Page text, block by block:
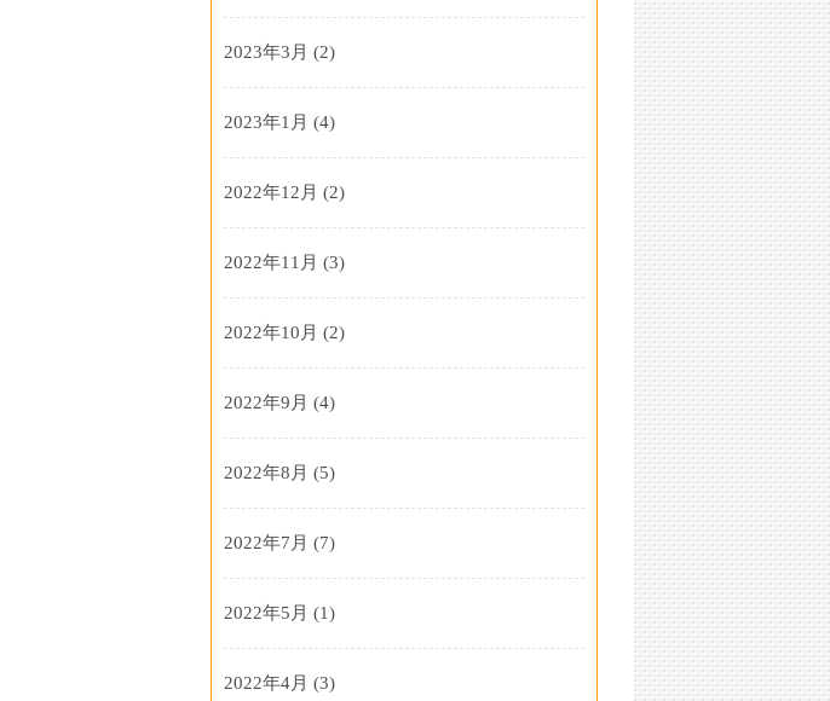
2023年3月 (2)
2023年1月 (4)
2022年12月 (2)
2022年11月 (3)
2022年10月 (2)
2022年9月 (4)
2022年8月 (5)
2022年7月 (7)
2022年5月 (1)
2022年4月 (3)